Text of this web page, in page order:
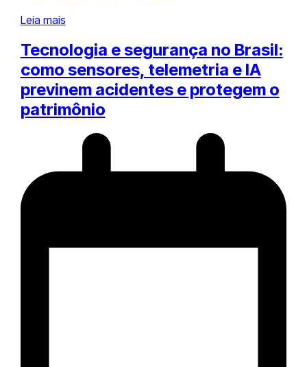
Leia mais
Tecnologia e segurança no Brasil:
como sensores, telemetria e IA
previnem acidentes e protegem o
patrimônio